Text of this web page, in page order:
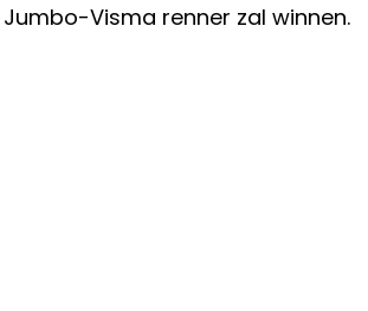
Visma renner zal winnen.